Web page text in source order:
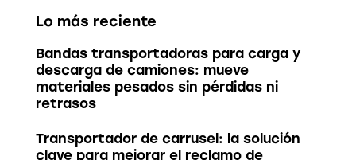
Lo más reciente
Bandas transportadoras para carga y
descarga de camiones: mueve
materiales pesados sin pérdidas ni
retrasos
Transportador de carrusel: la solución
clave para mejorar el reclamo de